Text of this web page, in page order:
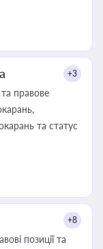
+3
правове
та статус
+8
позиції та